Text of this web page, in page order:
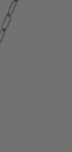
J'en profite